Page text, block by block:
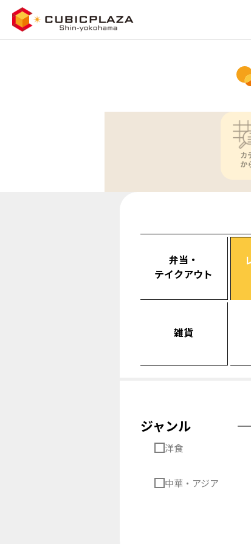
カ
か
弁当・
テイクアウト
雑貨
ジャンル
洋食
中華・アジア